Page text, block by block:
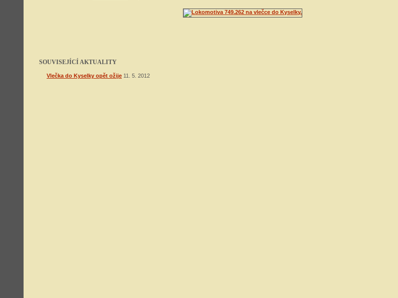
SOUVISEJÍCÍ AKTUALITY
Vlečka do Kyselky opět ožije 11. 5. 2012